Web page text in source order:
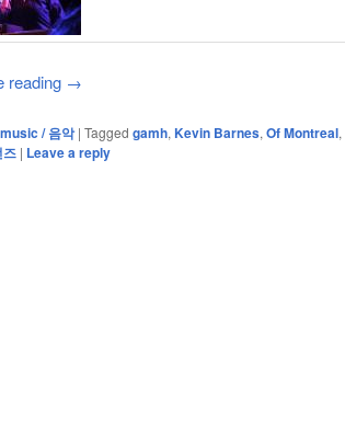
reading →
music / 음악 | Tagged gamh, Kevin Barnes, Of Montreal,
즈 | Leave a reply